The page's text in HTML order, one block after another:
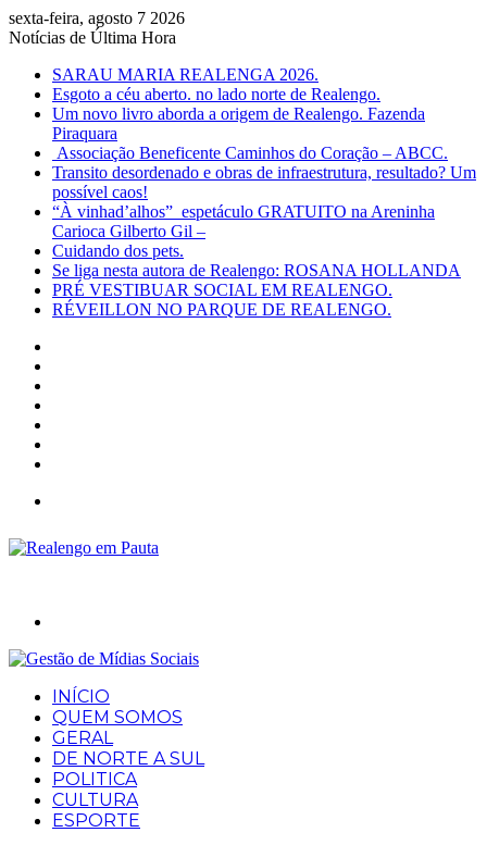
sexta-feira, agosto 7 2026
Notícias de Última Hora
SARAU MARIA REALENGA 2026.
Esgoto a céu aberto. no lado norte de Realengo.
Um novo livro aborda a origem de Realengo. Fazenda
Piraquara
Associação Beneficente Caminhos do Coração – ABCC.
Transito desordenado e obras de infraestrutura, resultado? Um
possível caos!
“À vinhad’alhos” espetáculo GRATUITO na Areninha
Carioca Gilberto Gil –
Cuidando dos pets.
Se liga nesta autora de Realengo: ROSANA HOLLANDA
PRÉ VESTIBUAR SOCIAL EM REALENGO.
RÉVEILLON NO PARQUE DE REALENGO.
INÍCIO
QUEM SOMOS
GERAL
DE NORTE A SUL
POLITICA
CULTURA
ESPORTE